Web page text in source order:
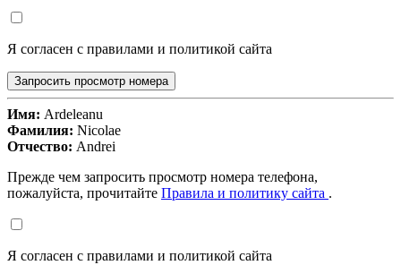
Я согласен с правилами и политикой сайта
Запросить просмотр номера
Имя: Ardeleanu
Фамилия: Nicolae
Отчество: Andrei
Прежде чем запросить просмотр номера телефона,
пожалуйста, прочитайте Правила и политику сайта .
Я согласен с правилами и политикой сайта